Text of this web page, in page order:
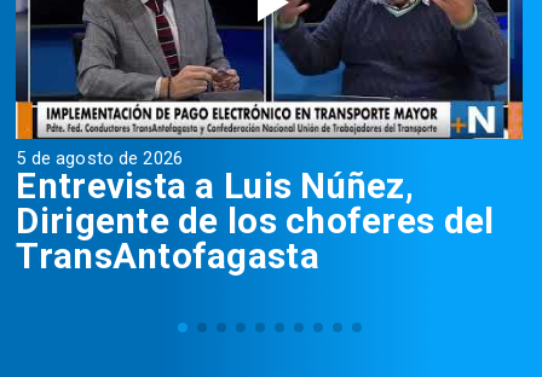
5 de agosto de 2026
Entrevista a Luis Núñez,
Dirigente de los choferes del
TransAntofagasta